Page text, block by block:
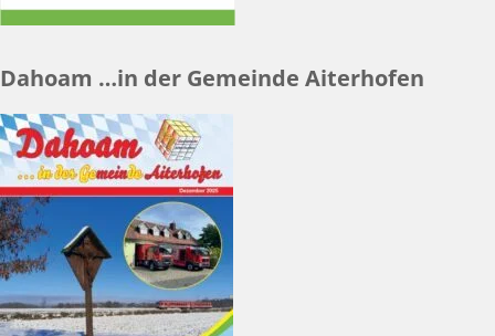
Dahoam …in der Gemeinde Aiterhofen